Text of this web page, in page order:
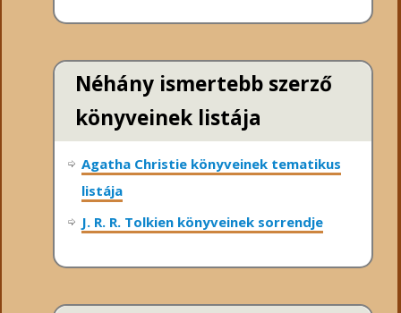
Néhány ismertebb szerző
könyveinek listája
Agatha Christie könyveinek tematikus
listája
J. R. R. Tolkien könyveinek sorrendje